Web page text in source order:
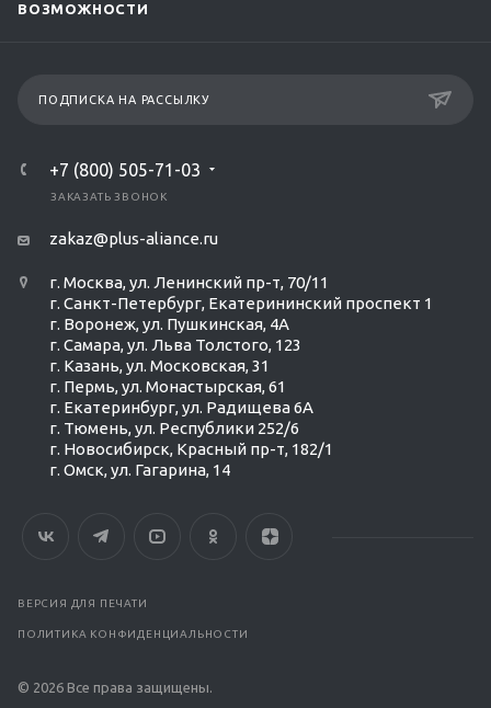
ВОЗМОЖНОСТИ
ПОДПИСКА НА РАССЫЛКУ
+7 (800) 505-71-03
ЗАКАЗАТЬ ЗВОНОК
zakaz@plus-aliance.ru
г. Москва, ул. Ленинский пр-т, 70/11
г. Санкт-Петербург, Екатерининский проспект 1
г. Воронеж, ул. Пушкинская, 4А
г. Самара, ул. Льва Толстого, 123
г. Казань, ул. Московская, 31
г. Пермь, ул. Монастырская, 61
г. Екатеринбург, ул. Радищева 6А
г. Тюмень, ул. Республики 252/6
г. Новосибирск, Красный пр-т, 182/1
г. Омск, ул. ​Гагарина, 14
ВЕРСИЯ ДЛЯ ПЕЧАТИ
ПОЛИТИКА КОНФИДЕНЦИАЛЬНОСТИ
© 2026 Все права защищены.